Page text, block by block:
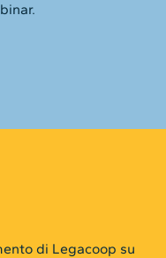
di Legacoop su